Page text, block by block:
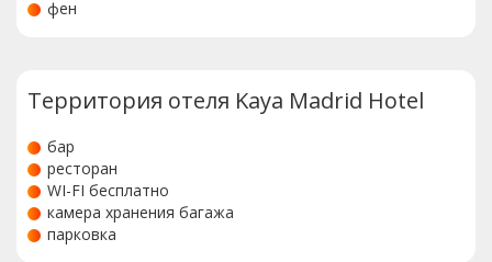
фен
Территория отеля Kaya Madrid Hotel
бар
ресторан
WI-FI бесплатно
камера хранения багажа
парковка